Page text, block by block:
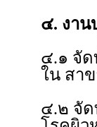
๔. งาน
๔.๑ จัด
ใน สา
๔.๒ จัด